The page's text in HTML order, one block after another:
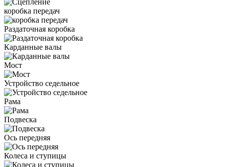
коробка передач
Раздаточная коробка
Карданные валы
Мост
Устройство седельное
Рама
Подвеска
Ось передняя
Колеса и ступицы